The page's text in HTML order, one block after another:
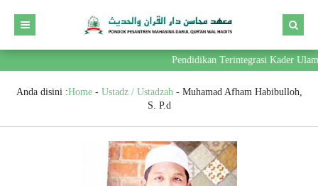
Pendidikan Terintegrasi Kader
Anda disini :Home- Ustadz / Ustadzah- Muhamad Afham Habibulloh,
S. P.d